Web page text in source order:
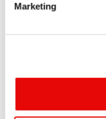
Marketing
S 43